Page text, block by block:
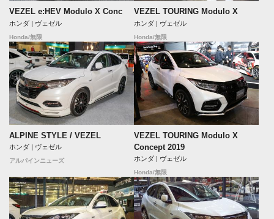
VEZEL e:HEV Modulo X Conc
ホンダ | ヴェゼル
Honda/無限
VEZEL TOURING Modulo X
ホンダ | ヴェゼル
Honda/無限
ALPINE STYLE / VEZEL
ホンダ | ヴェゼル
アルパインニューズ
VEZEL TOURING Modulo X
Concept 2019
ホンダ | ヴェゼル
Honda/無限